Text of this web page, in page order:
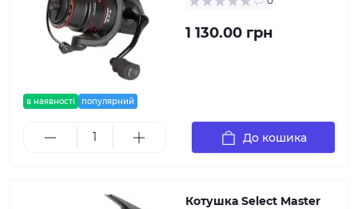
в наявності популярний
1 130.00 грн
До кошика
Котушка Select Master